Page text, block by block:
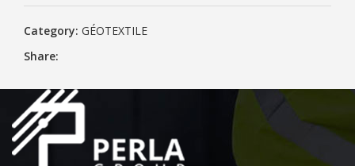
Category: GÉOTEXTILE
Share: